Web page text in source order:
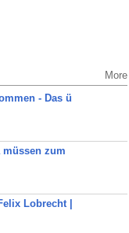
More
- Das ü
müssen zum
Lobrecht |